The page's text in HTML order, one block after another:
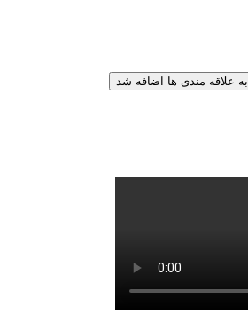
به علاقه مندی ها اضافه شد